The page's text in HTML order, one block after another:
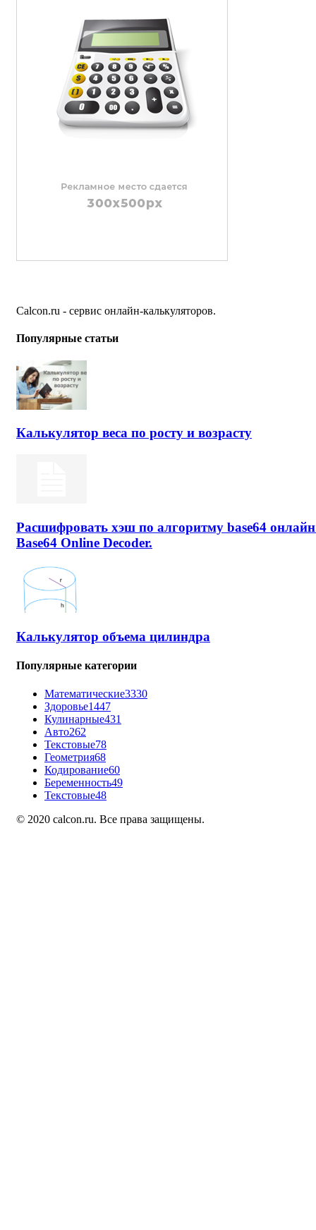
Calcon.ru - сервис онлайн-калькуляторов.
Популярные статьи
Калькулятор веса по росту и возрасту
Расшифровать хэш по алгоритму base64
Base64 Online Decoder.
Калькулятор объема цилиндра
Популярные категории
Математические3330
Здоровье1447
Кулинарные431
Авто262
Текстовые78
Геометрия68
Кодирование60
Беременность49
Текстовые48
© 2020 calcon.ru. Все права защищены.